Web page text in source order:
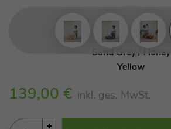
Sand Grey / Honey
Yellow
139,00 € inkl. ges. MwSt.